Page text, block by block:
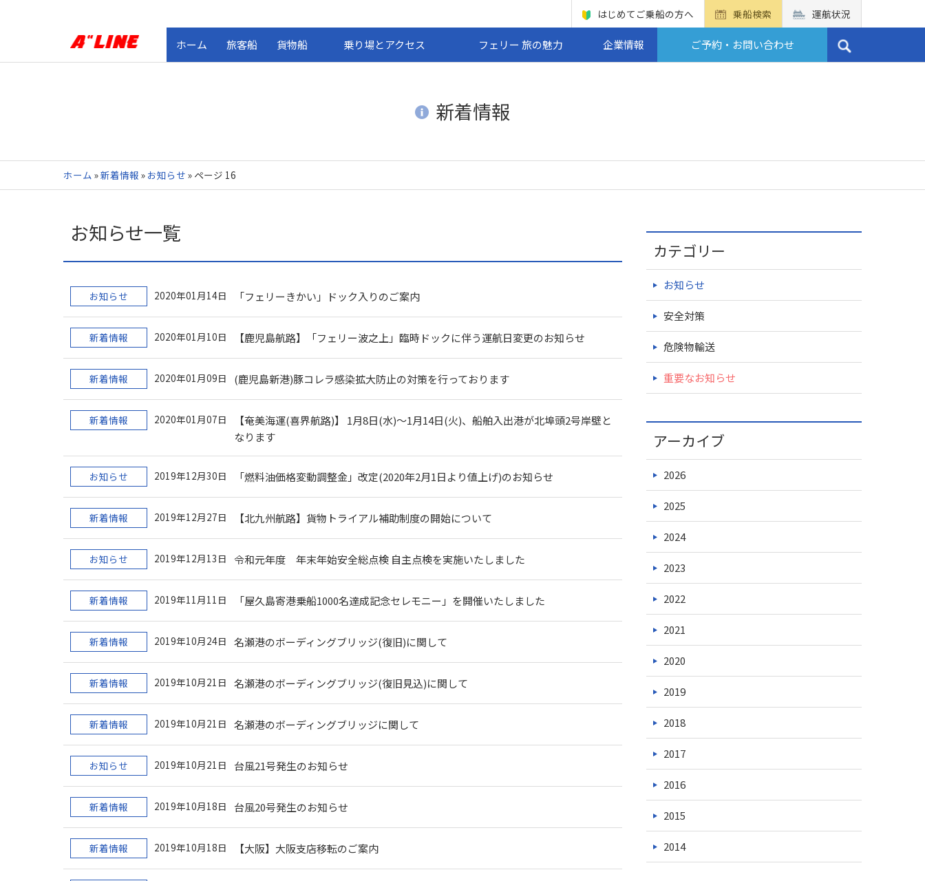
はじめてご乗船の方へ 乗船検索 運航状況
ホーム 旅客船 貨物船 乗り場とアクセス フェリー 旅の魅力 企業情報 ご予約・お問い合わせ
新着情報
ホーム »新着情報 » お知らせ » ページ 16
お知らせ一覧
お知らせ 2020年01月14日 「フェリーきかい」ドック入りのご案内
新着情報 2020年01月10日 【鹿児島航路】「フェリー波之上」臨時ドックに伴う運航日変更のお知らせ
新着情報 2020年01月09日 (鹿児島新港)豚コレラ感染拡大防止の対策を行っております
新着情報 2020年01月07日
【奄美海運(喜界航路)】 1月8日(水)～1月14日(火)、船舶入出港が北埠頭2号岸壁と
なります
お知らせ 2019年12月30日 「燃料油価格変動調整金」改定(2020年2月1日より値上げ)のお知らせ
新着情報 2019年12月27日 【北九州航路】貨物トライアル補助制度の開始について
お知らせ 2019年12月13日 令和元年度 年末年始安全総点検 自主点検を実施いたしました
新着情報 2019年11月11日 「屋久島寄港乗船1000名達成記念セレモニー」を開催いたしました
新着情報 2019年10月24日 名瀬港のボーディングブリッジ(復旧)に関して
新着情報 2019年10月21日 名瀬港のボーディングブリッジ(復旧見込)に関して
新着情報 2019年10月21日 名瀬港のボーディングブリッジに関して
お知らせ 2019年10月21日 台風21号発生のお知らせ
新着情報 2019年10月18日 台風20号発生のお知らせ
新着情報 2019年10月18日 【大阪】大阪支店移転のご案内
カテゴリー
お知らせ
安全対策
危険物輸送
重要なお知らせ
アーカイブ
2026
2025
2024
2023
2022
2021
2020
2019
2018
2017
2016
2015
2014